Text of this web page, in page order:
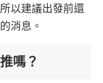
以建議出發前還
消息。
嗎？